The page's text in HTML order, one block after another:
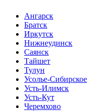
Ангарск
Братск
Иркутск
Нижнеудинск
Саянск
Тайшет
Тулун
Усолье-Сибирское
Усть-Илимск
Усть-Кут
Черемхово